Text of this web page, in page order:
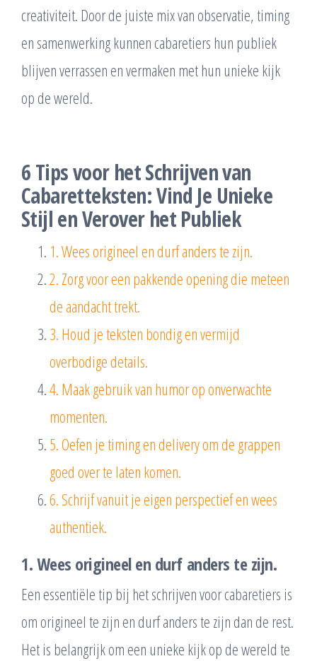
creativiteit. Door de juiste mix van observatie, timing
en samenwerking kunnen cabaretiers hun publiek
blijven verrassen en vermaken met hun unieke kijk
op de wereld.
6 Tips voor het Schrijven van
Cabaretteksten: Vind Je Unieke
Stijl en Verover het Publiek
1. Wees origineel en durf anders te zijn.
2. Zorg voor een pakkende opening die meteen
de aandacht trekt.
3. Houd je teksten bondig en vermijd
overbodige details.
4. Maak gebruik van humor op onverwachte
momenten.
5. Oefen je timing en delivery om de grappen
goed over te laten komen.
6. Schrijf vanuit je eigen perspectief en wees
authentiek.
1. Wees origineel en durf anders te zijn.
Een essentiële tip bij het schrijven voor cabaretiers is
om origineel te zijn en durf anders te zijn dan de rest.
Het is belangrijk om een unieke kijk op de wereld te